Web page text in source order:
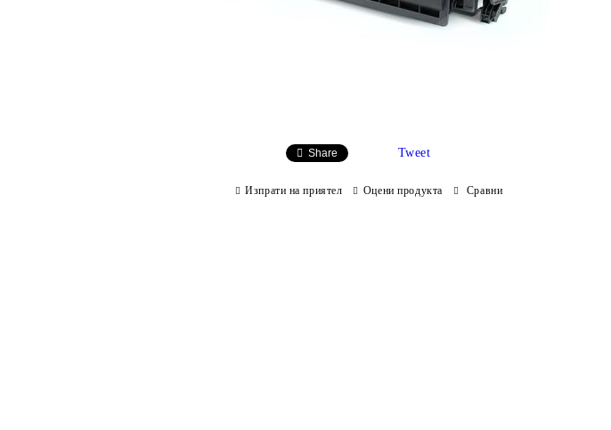
Share Tweet
Изпрати на приятел Оцени продукта Сравни